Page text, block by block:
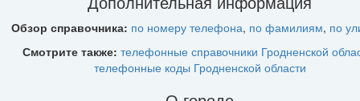
Обзор справочника: по номеру телефона, по фамилиям, по
Смотрите также: телефонные справочники Гродненской
телефонные коды Гродненской области